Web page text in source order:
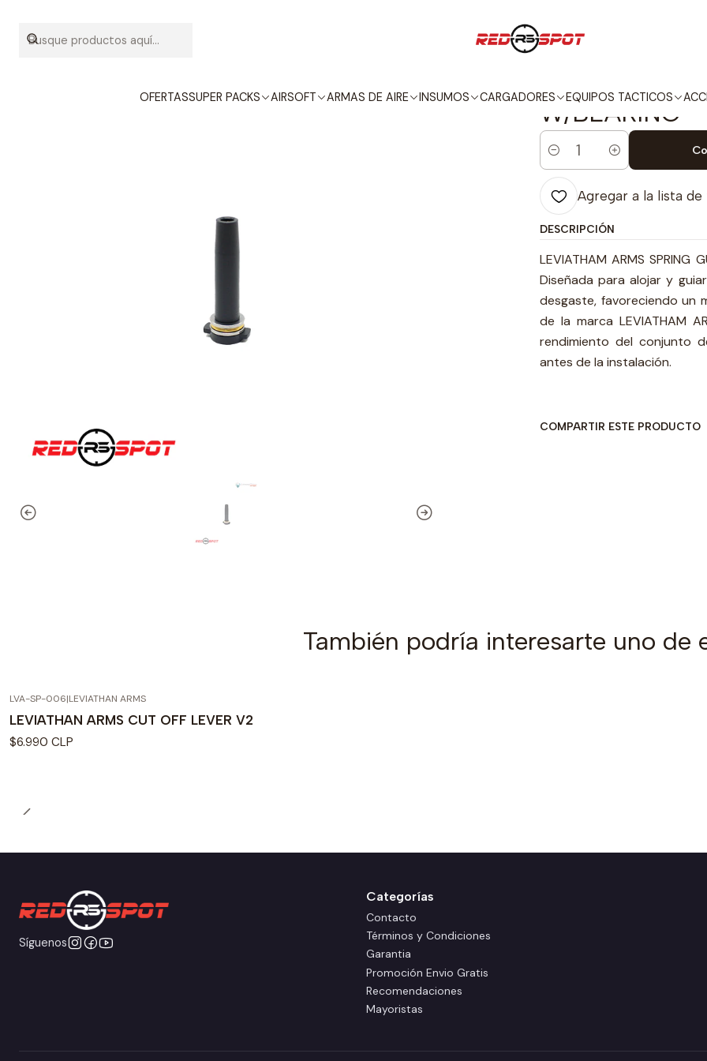
OFERTASSUPER PACKS AIRSOFT ARMAS DE AIRE INSUMOS CARGADORES EQUIPOS TACTICOS
LEVIATHAN
W/BEARING
Cantidad
Agregar a la lista
DESCRIPCIÓN
LEVIATHAM ARMS
Diseñada para alojar y
desgaste, favoreciendo un
de la marca LEVIATHAM
rendimiento del conjunto
antes de la instalación.
COMPARTIR ESTE PRODUCTO
También podría interesarte uno de
LVA-SP-006|LEVIATHAN ARMS
LEVIATHAN ARMS CUT OFF LEVER V2
$6.990 CLP
Síguenos
Categorías
Contacto
Términos y Condiciones
Garantia
Promoción Envio Gratis
Recomendaciones
Mayoristas